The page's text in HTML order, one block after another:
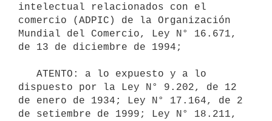
intelectual relacionados con el
comercio (ADPIC) de la Organización
Mundial del Comercio, Ley N° 16.671,
de 13 de diciembre de 1994;
dispuesto por la Ley N° 9.202, de 12
de enero de 1934; Ley N° 17.164, de 2
de setiembre de 1999; Ley N° 18.211,